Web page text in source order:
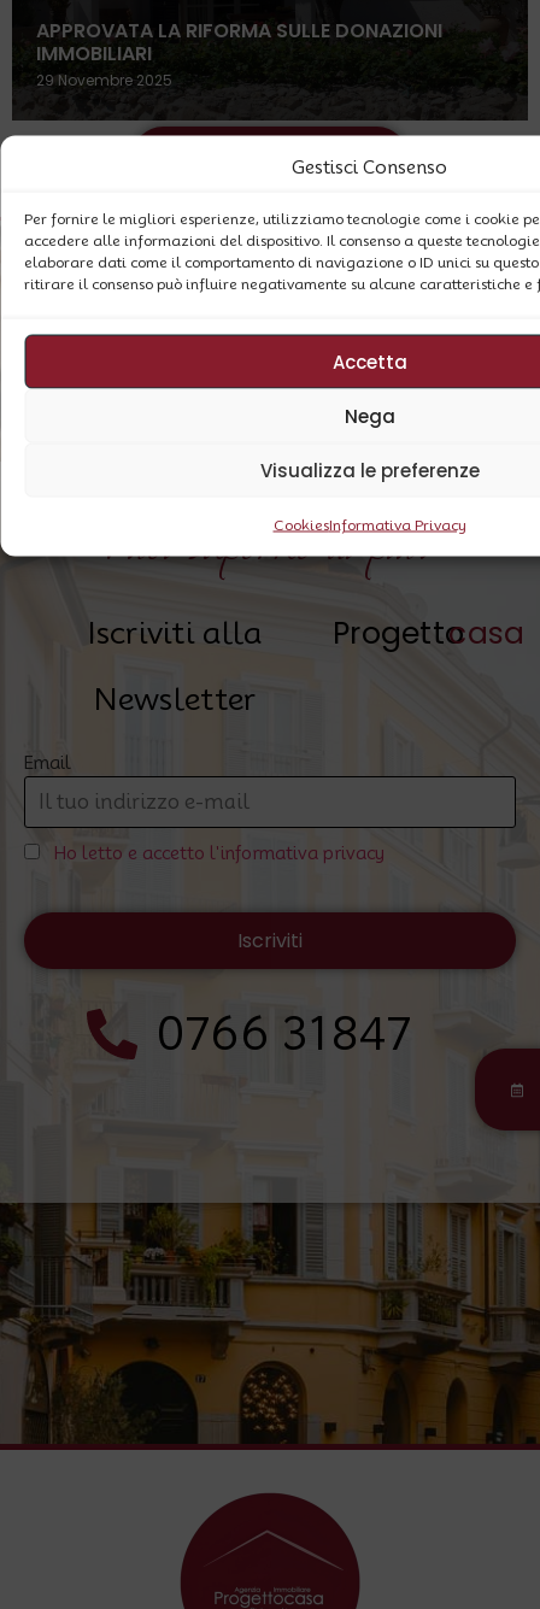
Gestisci Consenso
Per fornire le migliori esperienze, utilizziamo tecnologie come i cookie
accedere alle informazioni del dispositivo. Il consenso a queste
elaborare dati come il comportamento di navigazione o ID unici su questo
ritirare il consenso può influire negativamente su alcune caratteristiche e
Accetta
Nega
Visualizza le preferenze
CookiesInformativa Privacy
APPROVATA LA RIFORMA SULLE DONAZIONI
IMMOBILIARI
29 Novembre 2025
ARCHIVIO BLOG
Vuoi saperne di più?
Iscriviti alla
Newsletter
Progettocasa
Email
Ho letto e accetto l'informativa privacy
0766 31847